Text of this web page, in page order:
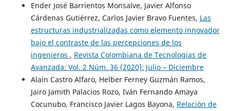
Ender José Barrientos Monsalve, Javier Alfonso
Cárdenas Gutiérrez, Carlos Javier Bravo Fuentes, Las
estructuras industrializadas como elemento innovador
bajo el contraste de las percepciones de los
ingenieros , Revista Colombiana de Tecnologias de
Avanzada: Vol. 2 Núm. 36 (2020): Julio – Diciembre
Alain Castro Alfaro, Helber Ferney Guzmán Ramos,
Jairo Jamith Palacios Rozo, Iván Fernando Amaya
Cocunubo, Francisco Javier Lagos Bayona, Relación de